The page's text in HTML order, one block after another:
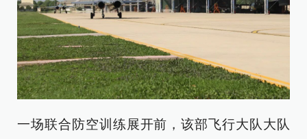
一场联合防空训练展开前，该部飞行大队大队